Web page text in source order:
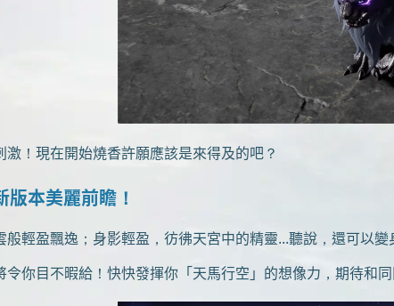
！現在開始燒香許願應該是來得及的吧？
本美麗前瞻！
盈飄逸；身影輕盈，彷彿天宮中的精靈...聽說，還可以變
目不暇給！快快發揮你「天馬行空」的想像力，期待和同